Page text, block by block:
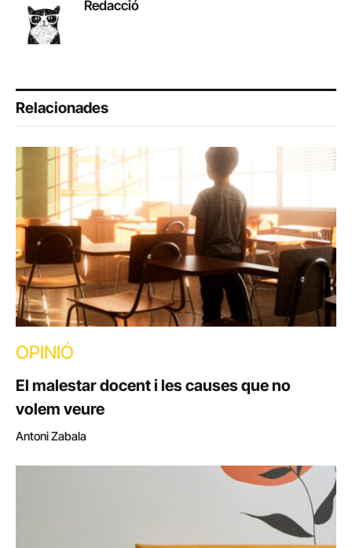
Redacció
Relacionades
OPINIÓ
El malestar docent i les causes que no
volem veure
Antoni Zabala